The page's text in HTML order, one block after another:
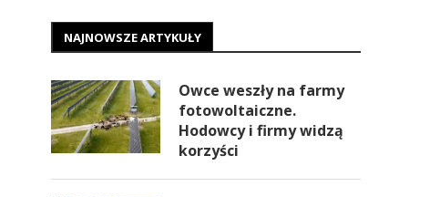
NAJNOWSZE ARTYKUŁY
Owce weszły na farmy
fotowoltaiczne.
Hodowcy i firmy widzą
korzyści